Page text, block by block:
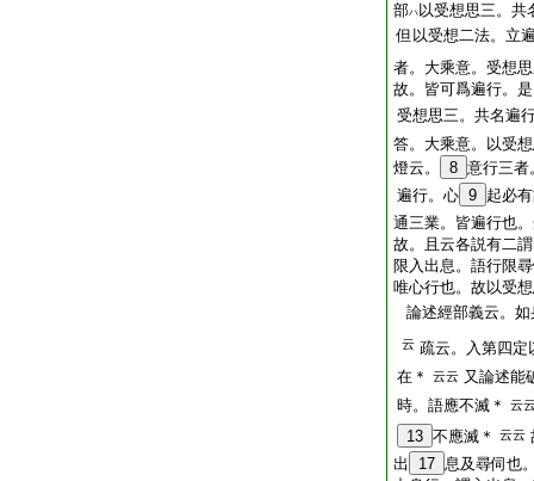
部ハ 以受想思三。共
但以受想二法。立
者。大乘意。受想
故。皆可爲遍行。
受想思三。共名遍
答。大乘意。以受
燈云。
8 意行三者
遍行。心 9 起必
通三業。皆遍行也
故。且云各説有二
限入出息。語行限
唯心行也。故以受
論述經部義云。
云 疏云。入第四定
在＊
云云 又論述能
時。語應不滅＊
云
13 不應滅＊ 云云
出
17 息及尋伺也